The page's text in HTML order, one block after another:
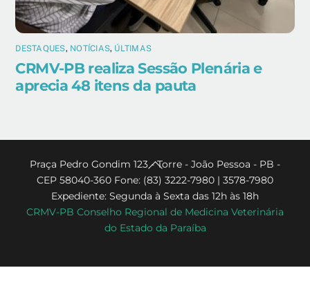
DESTAQUES, NOTÍCIAS, ÚLTIMAS
CRMV-PB realiza Sessão Plenária e
aprecia 48 itens da pauta
Back
To
Top
Praça Pedro Gondim 123 - Torre - João Pessoa - PB -
CEP 58040-360 Fone: (83) 3222-7980 | 3578-7980
Expediente: Segunda à Sexta das 12h às 18h
CRMV-PB Conselho Regional de Medicina Veterinária
do Estado da Paraíba